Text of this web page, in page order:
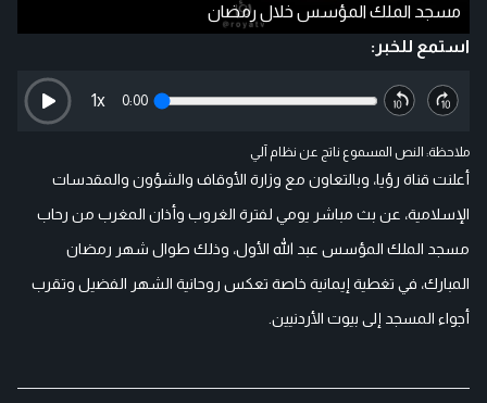
مسجد الملك المؤسس خلال رمضان
استمع للخبر:
0:00
1x
ملاحظة: النص المسموع ناتج عن نظام آلي
أعلنت قناة رؤيا، وبالتعاون مع وزارة الأوقاف والشؤون والمقدسات
الإسلامية، عن بث مباشر يومي لفترة الغروب وأذان المغرب من رحاب
مسجد الملك المؤسس عبد الله الأول، وذلك طوال شهر رمضان
المبارك، في تغطية إيمانية خاصة تعكس روحانية الشهر الفضيل وتقرب
أجواء المسجد إلى بيوت الأردنيين.